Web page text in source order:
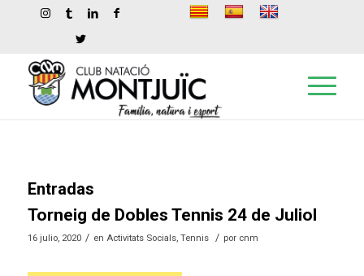
Entradas
Torneig de Dobles Tennis 24 de Juliol
16 julio, 2020 / en Activitats Socials, Tennis / por cnm